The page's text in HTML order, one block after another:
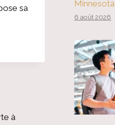
sa
à
Minnesota
6 août 2026